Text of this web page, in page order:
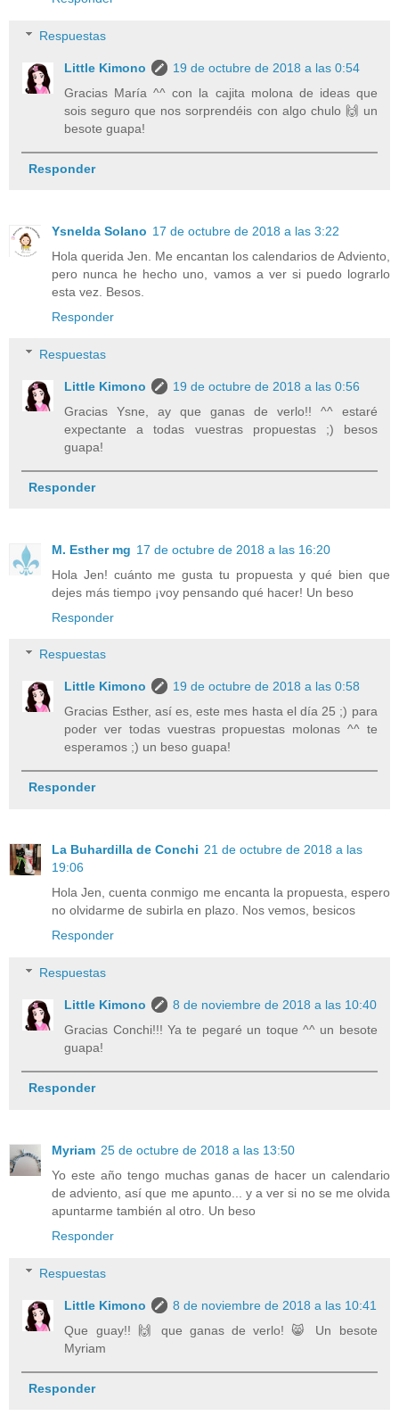
Respuestas
Little Kimono
19 de octubre de 2018 a las 0:54
Gracias María ^^ con la cajita molona de ideas que
sois seguro que nos sorprendéis con algo chulo 🙌 un
besote guapa!
Responder
Ysnelda Solano 17 de octubre de 2018 a las 3:22
Hola querida Jen. Me encantan los calendarios de Adviento,
pero nunca he hecho uno, vamos a ver si puedo lograrlo
esta vez. Besos.
Responder
Respuestas
Little Kimono
19 de octubre de 2018 a las 0:56
Gracias Ysne, ay que ganas de verlo!! ^^ estaré
expectante a todas vuestras propuestas ;) besos
guapa!
Responder
M. Esther mg 17 de octubre de 2018 a las 16:20
Hola Jen! cuánto me gusta tu propuesta y qué bien que
dejes más tiempo ¡voy pensando qué hacer! Un beso
Responder
Respuestas
Little Kimono
19 de octubre de 2018 a las 0:58
Gracias Esther, así es, este mes hasta el día 25 ;) para
poder ver todas vuestras propuestas molonas ^^ te
esperamos ;) un beso guapa!
Responder
La Buhardilla de Conchi 21 de octubre de 2018 a las
19:06
Hola Jen, cuenta conmigo me encanta la propuesta, espero
no olvidarme de subirla en plazo. Nos vemos, besicos
Responder
Respuestas
Little Kimono
8 de noviembre de 2018 a las 10:40
Gracias Conchi!!! Ya te pegaré un toque ^^ un besote
guapa!
Responder
Myriam 25 de octubre de 2018 a las 13:50
Yo este año tengo muchas ganas de hacer un calendario
de adviento, así que me apunto... y a ver si no se me olvida
apuntarme también al otro. Un beso
Responder
Respuestas
Little Kimono
8 de noviembre de 2018 a las 10:41
Que guay!! 🙌 que ganas de verlo! 😸 Un besote
Myriam
Responder